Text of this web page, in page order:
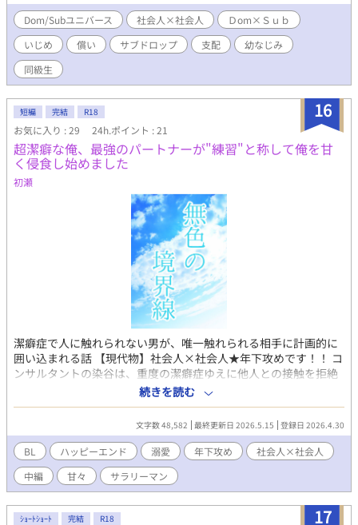
Dom/Subユニバース 社会人×社会人
Ｄom×Ｓｕｂ
いじめ
償い サブドロップ 支配
幼なじみ
同級生
16
短編 完結 R18
お気に入り : 29 24h.ポイント : 21
超潔癖な俺、最強のパートナーが"練習"と称して俺を甘
く侵食し始めました
初瀬
潔癖症で人に触れられない男が、唯一触れられる相手に計画的に
囲い込まれる話 【現代物】社会人×社会人★年下攻めです！！ コ
ンサルタントの染谷は、重度の潔癖症ゆえに他人との接触を拒絶
してきた。 しかし、あるプロジェクトで組むことになった冷徹な
法務アドバイザー・高梨に、その弱点を見抜かれてしまう。 「克
服するための『練習』、してみませんか？」 高梨の提案は、仕事
の効率化のため……のはずだった。 タイトルはひと目で分かりや
すいものにしましたが、作品の本タイトルは「無色の境界線」で
す。 ※エブリスタに掲載済（2026/3/22連載～4/2完結）
続きを読む
文字数 48,582 最終更新日 2026.5.15 登録日 2026.4.30
BL ハッピーエンド 溺愛 年下攻め
社会人×社会人
中編
甘々 サラリーマン
17
ｼｮｰﾄｼｮｰﾄ 完結 R18